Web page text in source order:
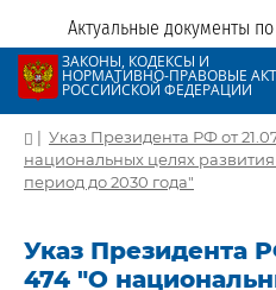
Актуальные документы
ЗАКОНЫ, КОДЕКСЫ И
НОРМАТИВНО-ПРАВОВЫЕ
РОССИЙСКОЙ ФЕДЕРАЦИИ
| Указ Президента РФ от
национальных целях
период до 2030 года"
Указ Президента
474 "О